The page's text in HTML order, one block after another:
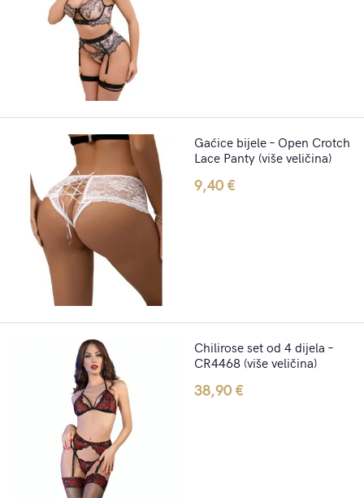
Gaćice bijele – Open Crotch
Lace Panty (više veličina)
9,40€
Chilirose set od 4 dijela –
CR4468 (više veličina)
38,90€